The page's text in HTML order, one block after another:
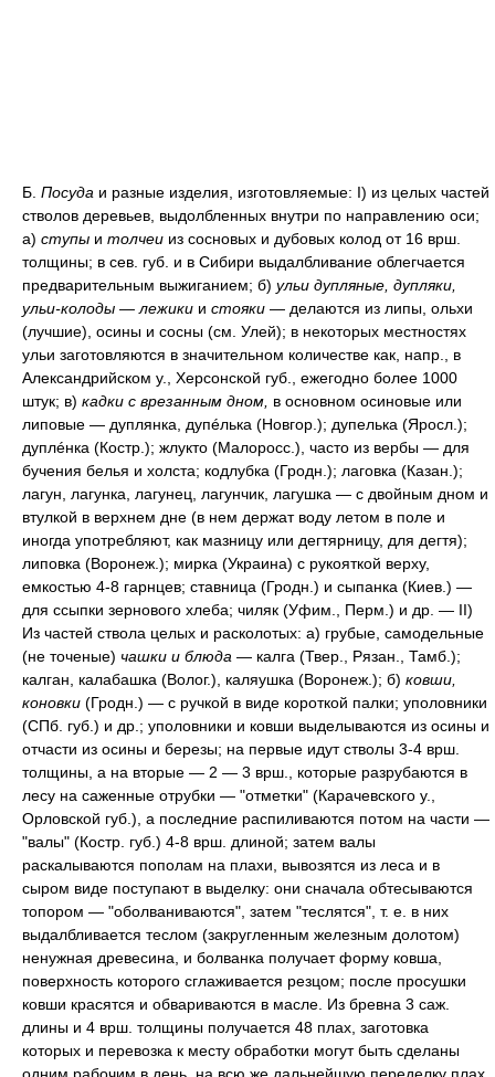
Б. Посуда и разные изделия, изготовляемые: I) из целых частей
стволов деревьев, выдолбленных внутри по направлению оси;
а) ступы и толчеи из сосновых и дубовых колод от 16 врш.
толщины; в сев. губ. и в Сибири выдалбливание облегчается
предварительным выжиганием; б) ульи дупляные, дупляки,
ульи-колоды — лежики и стояки — делаются из липы, ольхи
(лучшие), осины и сосны (см. Улей); в некоторых местностях
ульи заготовляются в значительном количестве как, напр., в
Александрийском у., Херсонской губ., ежегодно более 1000
штук; в) кадки с врезанным дном, в основном осиновые или
липовые — дуплянка, дупéлька (Новгор.); дупелька (Яросл.);
дуплéнка (Костр.); жлукто (Малоросс.), часто из вербы — для
бучения белья и холста; кодлубка (Гродн.); лаговка (Казан.);
лагун, лагунка, лагунец, лагунчик, лагушка — с двойным дном и
втулкой в верхнем дне (в нем держат воду летом в поле и
иногда употребляют, как мазницу или дегтярницу, для дегтя);
липовка (Воронеж.); мирка (Украина) с рукояткой верху,
емкостью 4-8 гарнцев; ставница (Гродн.) и сыпанка (Киев.) —
для ссыпки зернового хлеба; чиляк (Уфим., Перм.) и др. — II)
Из частей ствола целых и расколотых: а) грубые, самодельные
(не точеные) чашки и блюда — калга (Твер., Рязан., Тамб.);
калган, калабашка (Волог.), каляушка (Воронеж.); б) ковши,
коновки (Гродн.) — с ручкой в виде короткой палки; уполовники
(СПб. губ.) и др.; уполовники и ковши выделываются из осины и
отчасти из осины и березы; на первые идут стволы 3-4 врш.
толщины, а на вторые — 2 — 3 врш., которые разрубаются в
лесу на саженные отрубки — "отметки" (Карачевского у.,
Орловской губ.), а последние распиливаются потом на части —
"валы" (Костр. губ.) 4-8 врш. длиной; затем валы
раскалываются пополам на плахи, вывозятся из леса и в
сыром виде поступают в выделку: они сначала обтесываются
топором — "оболваниваются", затем "теслятся", т. е. в них
выдалбливается теслом (закругленным железным долотом)
ненужная древесина, и болванка получает форму ковша,
поверхность которого сглаживается резцом; после просушки
ковши красятся и обвариваются в масле. Из бревна 3 саж.
длины и 4 врш. толщины получается 48 плах, заготовка
которых и перевозка к месту обработки могут быть сделаны